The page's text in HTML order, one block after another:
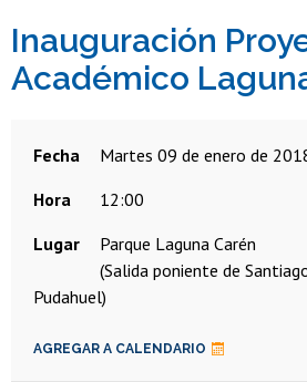
Funcionarias/os
Egresadas/os
Inauguración
Académico
Fecha
martes 09 de enero de
Hora
12:00
Lugar
Parque Laguna Carén
(Salida poniente de
Pudahuel)
AGREGAR A CALENDARIO